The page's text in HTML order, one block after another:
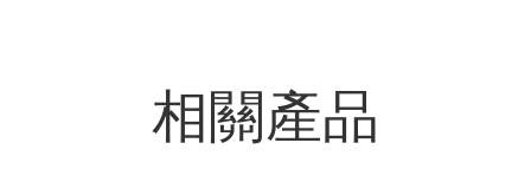
相關產品